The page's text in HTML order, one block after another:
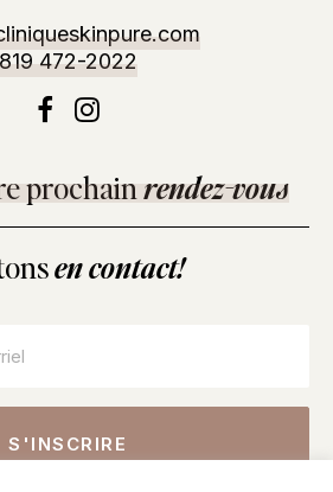
819 472-2022
prochainrendez-vous
en contact!